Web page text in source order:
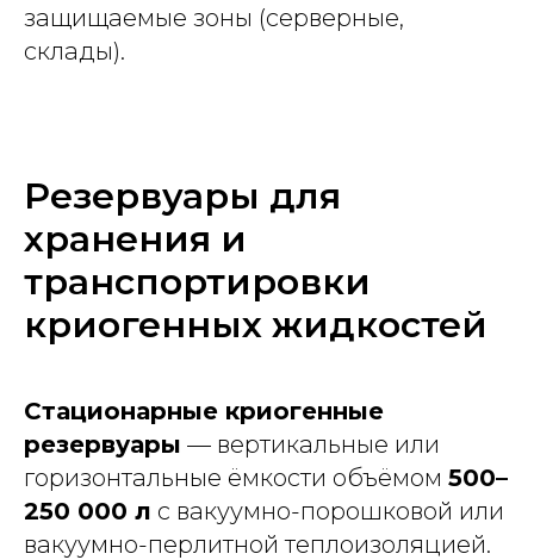
защищаемые зоны (серверные,
склады).
Резервуары для
хранения и
транспортировки
криогенных жидкостей
Стационарные криогенные
резервуары — вертикальные или
горизонтальные ёмкости объёмом 500–
250 000 л с вакуумно-порошковой или
вакуумно-перлитной теплоизоляцией.